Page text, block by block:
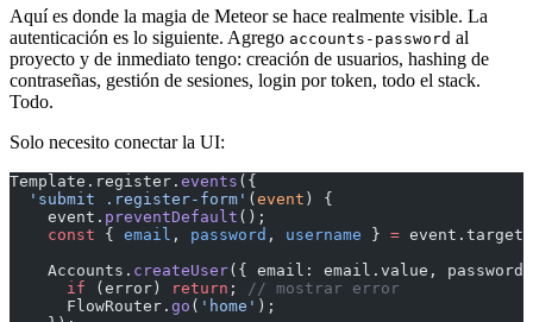
Aquí es donde la magia de Meteor se hace realmente visible. La
autenticación es lo siguiente. Agrego accounts-password al
proyecto y de inmediato tengo: creación de usuarios, hashing de
contraseñas, gestión de sesiones, login por token, todo el stack.
Todo.
Solo necesito conectar la UI:
Template.register. events ({
  'submit .register-form'
( event ) {
    event.
preventDefault ();
    const
{ email , password , username } = event.target;
    Accounts.
createUser({ email: email.value,
      if
(error) return ;
// mostrar error
      FlowRouter.
go ( 'home' );